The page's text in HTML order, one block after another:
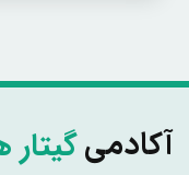
آکادمی